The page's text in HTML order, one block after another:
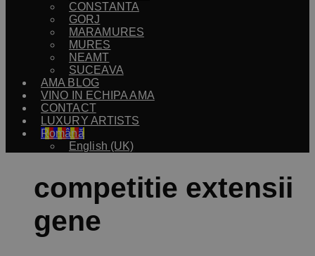
CONSTANTA
GORJ
MARAMURES
MURES
NEAMT
SUCEAVA
AMA BLOG
VINO IN ECHIPA AMA
CONTACT
LUXURY ARTISTS
Română
English (UK)
competitie extensii
gene